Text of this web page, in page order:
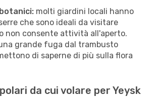
molti giardini locali hanno
che sono ideali da visitare
non consente attività all'aperto.
grande fuga dal trambusto
di saperne di più sulla flora
da cui volare per Yeysk